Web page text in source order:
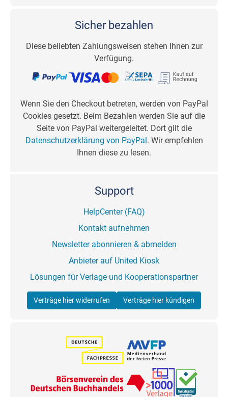
Sicher bezahlen
Diese beliebten Zahlungsweisen stehen Ihnen zur
Verfügung.
Wenn Sie den Checkout betreten, werden von PayPal
Cookies gesetzt. Beim Bezahlen werden Sie auf die
Seite von PayPal weitergeleitet. Dort gilt die
Datenschutzerklärung von PayPal . Wir empfehlen
Ihnen diese zu lesen.
Support
HelpCenter (FAQ)
Kontakt aufnehmen
Newsletter abonnieren & abmelden
Anbieter auf United Kiosk
Lösungen für Verlage und Kooperationspartner
Verträge hier widerrufen Verträge hier kündigen